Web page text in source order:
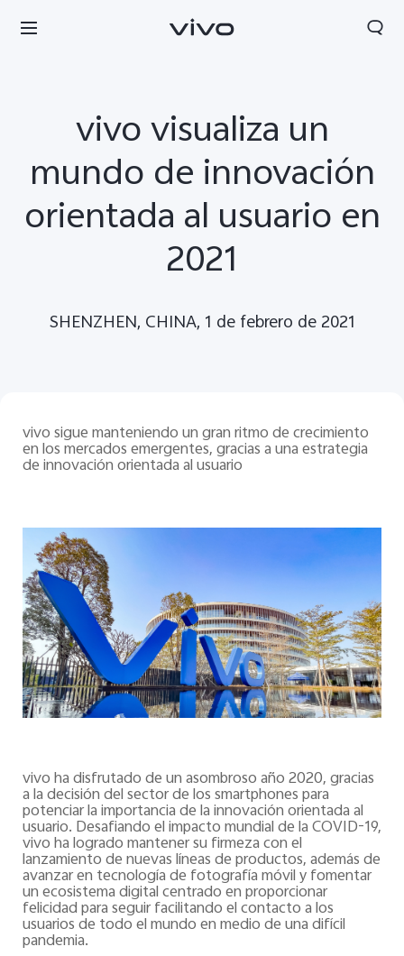
vivo visualiza un
mundo de innovación
orientada al usuario en
2021
SHENZHEN, CHINA, 1 de febrero de 2021
vivo sigue manteniendo un gran ritmo de crecimiento
en los mercados emergentes, gracias a una estrategia
de innovación orientada al usuario
vivo ha disfrutado de un asombroso año 2020, gracias
a la decisión del sector de los smartphones para
potenciar la importancia de la innovación orientada al
usuario. Desafiando el impacto mundial de la COVID-19,
vivo ha logrado mantener su firmeza con el
lanzamiento de nuevas líneas de productos, además de
avanzar en tecnología de fotografía móvil y fomentar
un ecosistema digital centrado en proporcionar
felicidad para seguir facilitando el contacto a los
usuarios de todo el mundo en medio de una difícil
pandemia.